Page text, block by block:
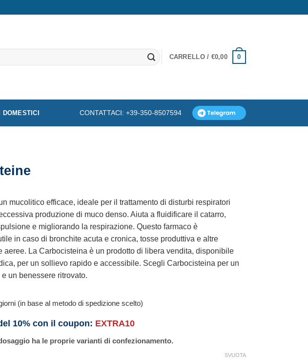
CARRELLO / €0,00 0
DOMESTICI CONTATTACI: +39-350-8507594
mucolitico efficace, ideale per il trattamento di disturbi respiratori
produzione di muco denso. Aiuta a fluidificare il catarro,
e migliorando la respirazione. Questo farmaco è
in caso di bronchite acuta e cronica, tosse produttiva e altre
aeree. La Carbocisteina è un prodotto di libera vendita, disponibile
per un sollievo rapido e accessibile. Scegli Carbocisteina per un
un benessere ritrovato.
(in base al metodo di spedizione scelto)
10% con il coupon: EXTRA10
ha le proprie varianti di confezionamento.
SVUOTA